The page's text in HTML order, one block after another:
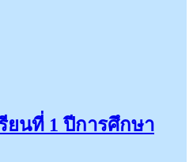
ยนที่ 1 ปีการศึกษา